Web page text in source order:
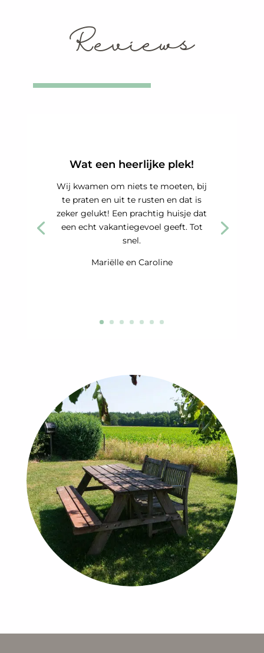
Er is van alles te zien en te beleven in
Reviews
Wat een heerlijke plek!
Wij kwamen om niets te moeten, bij
te praten en uit te rusten en dat is
zeker gelukt! Een prachtig huisje dat
een echt vakantiegevoel geeft. Tot
snel.
Mariëlle en Caroline